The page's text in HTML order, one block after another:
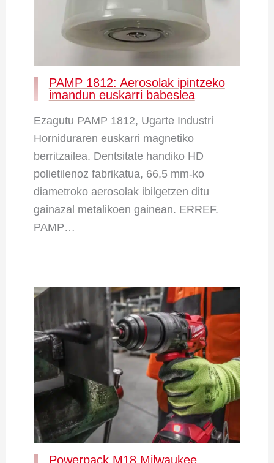
PAMP 1812: Aerosolak ipintzeko
imandun euskarri babeslea
Ezagutu PAMP 1812, Ugarte Industri
Horniduraren euskarri magnetiko
berritzailea. Dentsitate handiko HD
polietilenoz fabrikatua, 66,5 mm-ko
diametroko aerosolak ibilgetzen ditu
gainazal metalikoen gainean. ERREF.
PAMP…
Powerpack M18 Milwaukee